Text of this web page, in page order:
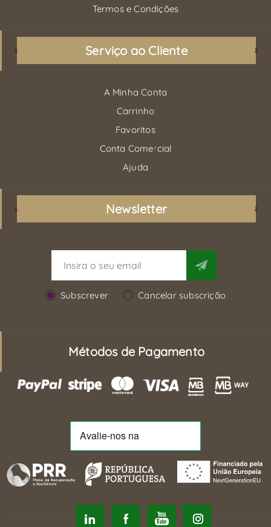
Termos e Condições
Serviço ao Cliente
A Minha Conta
Carrinho
Favoritos
Conta Comercial
Ajuda
Newsletter
Subscrever Cancelar subscrição
Métodos de Pagamento